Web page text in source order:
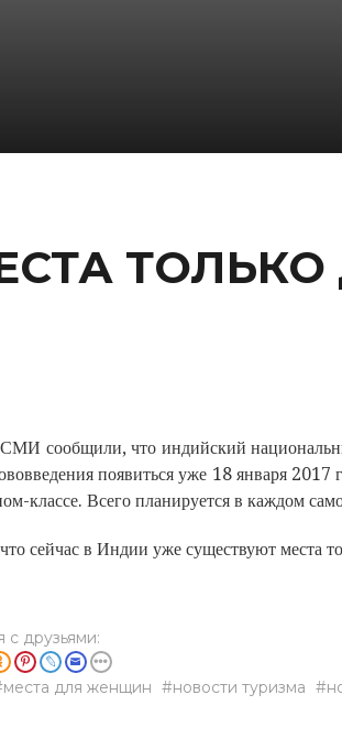
сообщили, что индийский
появиться уже 18 января
классе. Всего планируется в каждом
сейчас в Индии уже существуют места
с друзьями:
места для женщин новости туризма